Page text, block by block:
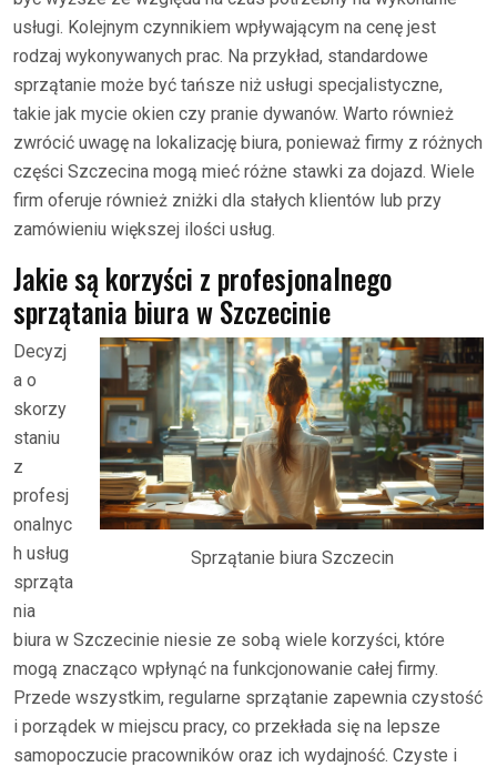
usługi. Kolejnym czynnikiem wpływającym na cenę jest
rodzaj wykonywanych prac. Na przykład, standardowe
sprzątanie może być tańsze niż usługi specjalistyczne,
takie jak mycie okien czy pranie dywanów. Warto również
zwrócić uwagę na lokalizację biura, ponieważ firmy z różnych
części Szczecina mogą mieć różne stawki za dojazd. Wiele
firm oferuje również zniżki dla stałych klientów lub przy
zamówieniu większej ilości usług.
Jakie są korzyści z profesjonalnego
sprzątania biura w Szczecinie
Sprzątanie biura Szczecin
Decyzj
a o
skorzy
staniu
z
profesj
onalnyc
h usług
sprząta
nia
biura w Szczecinie niesie ze sobą wiele korzyści, które
mogą znacząco wpłynąć na funkcjonowanie całej firmy.
Przede wszystkim, regularne sprzątanie zapewnia czystość
i porządek w miejscu pracy, co przekłada się na lepsze
samopoczucie pracowników oraz ich wydajność. Czyste i